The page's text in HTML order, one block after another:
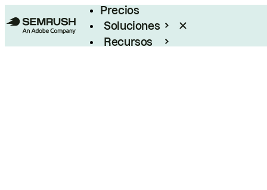
Precios
Soluciones
Recursos